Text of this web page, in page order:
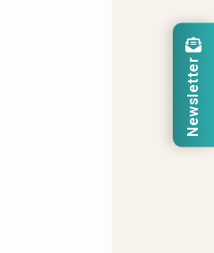
Newsletter